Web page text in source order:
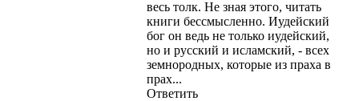
весь толк. Не зная этого, читать
книги бессмысленно. Иудейский
бог он ведь не только иудейский,
но и русский и исламский, - всех
земнородных, которые из праха в
прах...
Ответить